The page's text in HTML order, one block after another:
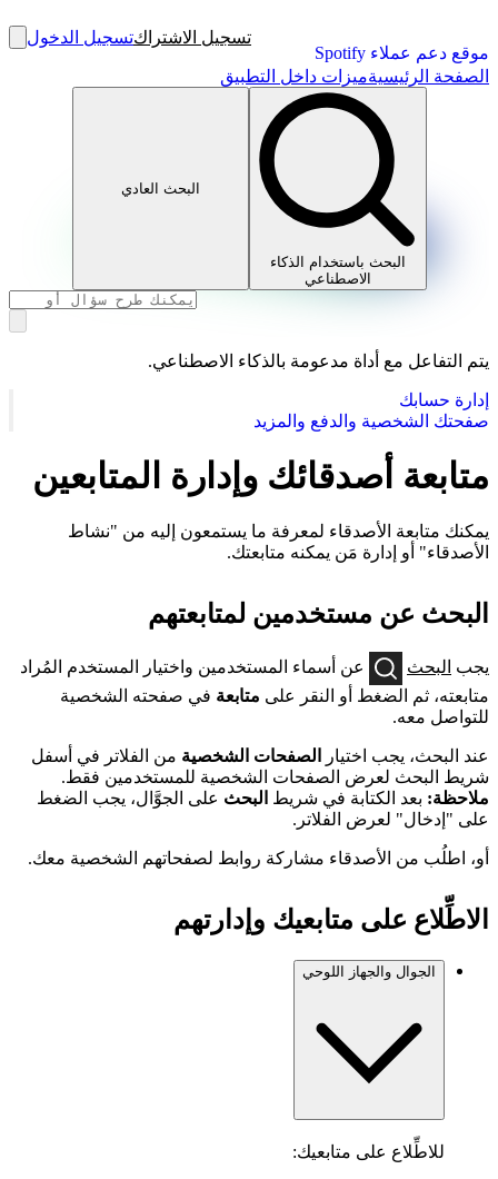
موقع دعم عملاء Spotify
تسجيل الاشتراكتسجيل الدخول
الصفحة الرئيسيةميزات داخل التطبيق
البحث باستخدام الذكاء
الاصطناعي
البحث العادي
يتم التفاعل مع أداة مدعومة بالذكاء الاصطناعي.
إدارة حسابك
صفحتك الشخصية والدفع والمزيد
متابعة أصدقائك وإدارة المتابعين
يمكنك متابعة الأصدقاء لمعرفة ما يستمعون إليه من "نشاط
الأصدقاء" أو إدارة مَن يمكنه متابعتك.
البحث عن مستخدمين لمتابعتهم
يجب البحث
عن أسماء المستخدمين واختيار المستخدم المُراد
متابعته، ثم الضغط أو النقر على متابعة في صفحته الشخصية
للتواصل معه.
عند البحث، يجب اختيار الصفحات الشخصية من الفلاتر في أسفل
شريط البحث لعرض الصفحات الشخصية للمستخدمين فقط.
ملاحظة: بعد الكتابة في شريط البحث على الجوَّال، يجب الضغط
على "إدخال" لعرض الفلاتر.
أو، اطلُب من الأصدقاء مشاركة روابط لصفحاتهم الشخصية معك.
الاطِّلاع على متابعيك وإدارتهم
الجوال والجهاز اللوحي
للاطِّلاع على متابعيك: